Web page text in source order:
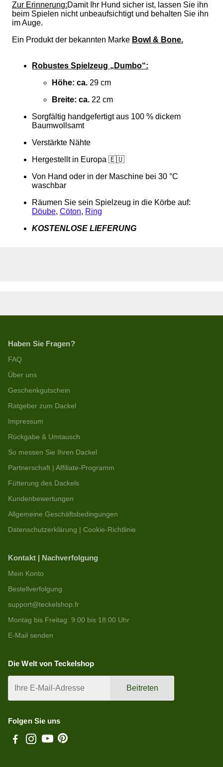
Zur Erinnerung:Damit Ihr Hund sicher ist, lassen Sie ihn
beim Spielen nicht unbeaufsichtigt und behalten Sie ihn
im Auge.
Ein Produkt der bekannten Marke Bowl & Bone.
Robustes Spielzeug „Dumbo“:
Höhe: ca. 29 cm
Breite: ca. 22 cm
Sorgfältig handgefertigt aus 100 % dickem
Baumwollsamt
Verstärkte Nähte
Hergestellt in Europa 🇪🇺
Von Hand oder in der Maschine bei 30 °C
waschbar
Räumen Sie sein Spielzeug in die Körbe auf:
Döube, Cöton, Ring
KOSTENLOSE LIEFERUNG
Haben Sie Fragen?
FAQ
Über uns
Geschenkgutschein
Ratgeber zum Dackel
Impressum
Rückgabe & Umtausch
So messen Sie Ihren Dackel
Partnerschaft | Affiliate-Programm
Fütterung des Dackels
Kundenbewertungen
Allgemeine Geschäftsbedingungen
Datenschutzerklärung | Cookie-Richtlinie
Kontakt | Nachverfolgung
Mein Konto
Bestellverfolgung
support@teckelshop.fr
Montag bis Freitag: 9:00 bis 18:00 Uhr
E-Mail senden
Die Welt von Teckelshop
Beitreten
Folgen Sie uns